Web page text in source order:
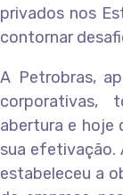
privados nos
contornar
A Petrobras,
corporativas,
abertura e hoje
sua efetivação.
estabeleceu a